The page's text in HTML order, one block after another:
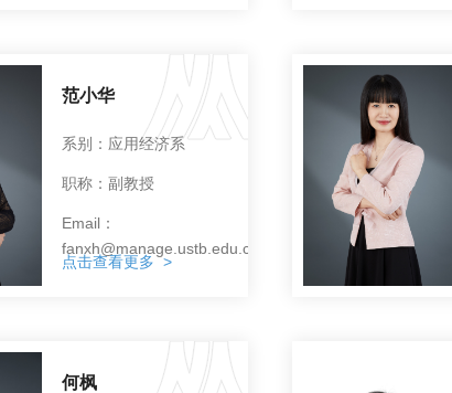
范小华
系别：应用经济系
职称：副教授
Email：
fanxh@manage.ustb.edu.cn
点击查看更多 >
何枫